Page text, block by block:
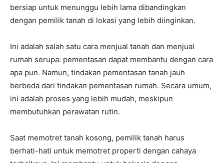
bersiap untuk menunggu lebih lama dibandingkan
dengan pemilik tanah di lokasi yang lebih diinginkan.
Ini adalah salah satu cara menjual tanah dan menjual
rumah serupa: pementasan dapat membantu dengan cara
apa pun. Namun, tindakan pementasan tanah jauh
berbeda dari tindakan pementasan rumah. Secara umum,
ini adalah proses yang lebih mudah, meskipun
membutuhkan perawatan rutin.
Saat memotret tanah kosong, pemilik tanah harus
berhati-hati untuk memotret properti dengan cahaya